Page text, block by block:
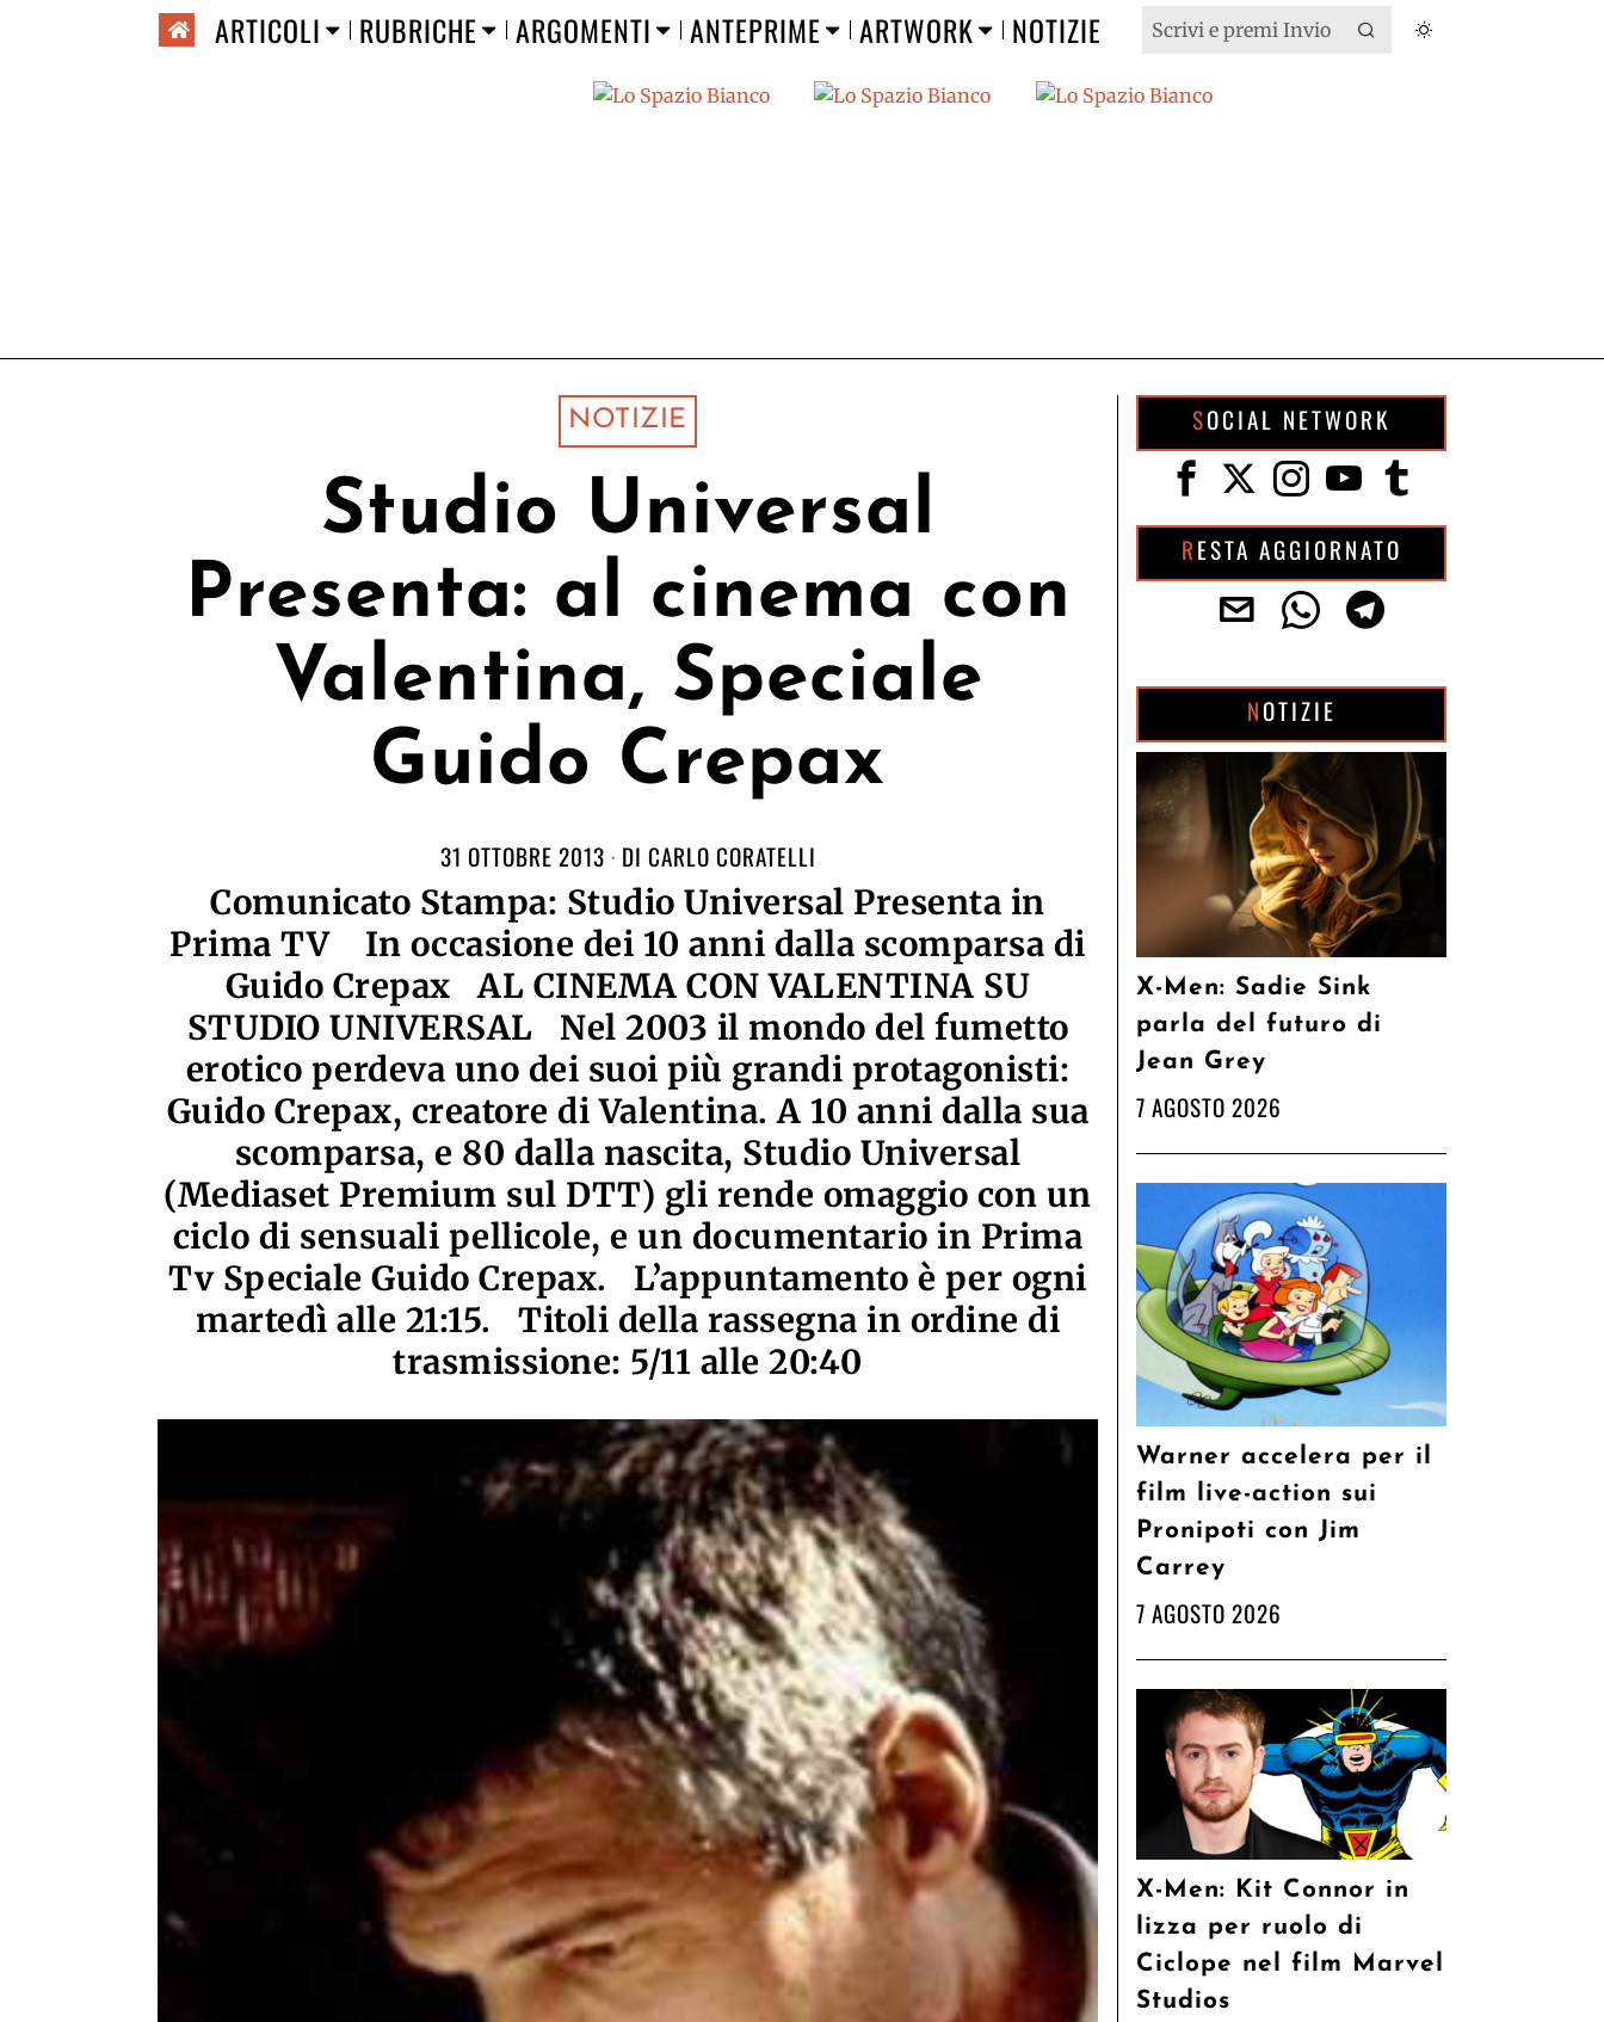
ARTICOLI RUBRICHE ARGOMENTI ANTEPRIME ARTWORK NOTIZIE
NOTIZIE
Studio Universal
Presenta: al cinema con
Valentina, Speciale
Guido Crepax
31 OTTOBRE 2013 DI CARLO CORATELLI
Comunicato Stampa: Studio Universal Presenta in
Prima TV In occasione dei 10 anni dalla scomparsa di
Guido Crepax AL CINEMA CON VALENTINA SU
STUDIO UNIVERSAL Nel 2003 il mondo del fumetto
erotico perdeva uno dei suoi più grandi protagonisti:
Guido Crepax, creatore di Valentina. A 10 anni dalla sua
scomparsa, e 80 dalla nascita, Studio Universal
(Mediaset Premium sul DTT) gli rende omaggio con un
ciclo di sensuali pellicole, e un documentario in Prima
Tv Speciale Guido Crepax. L’appuntamento è per ogni
martedì alle 21:15. Titoli della rassegna in ordine di
trasmissione: 5/11 alle 20:40
SOCIAL NETWORK
RESTA AGGIORNATO
NOTIZIE
X-Men: Sadie Sink
parla del futuro di
Jean Grey
7 AGOSTO 2026
Warner accelera per il
film live-action sui
Pronipoti con Jim
Carrey
7 AGOSTO 2026
X-Men: Kit Connor in
lizza per ruolo di
Ciclope nel film Marvel
Studios